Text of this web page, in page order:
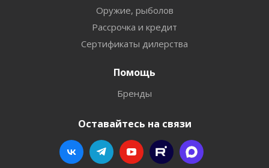
Оружие, рыболов
Рассрочка и кредит
Сертификаты дилерства
Помощь
Бренды
Оставайтесь на связи